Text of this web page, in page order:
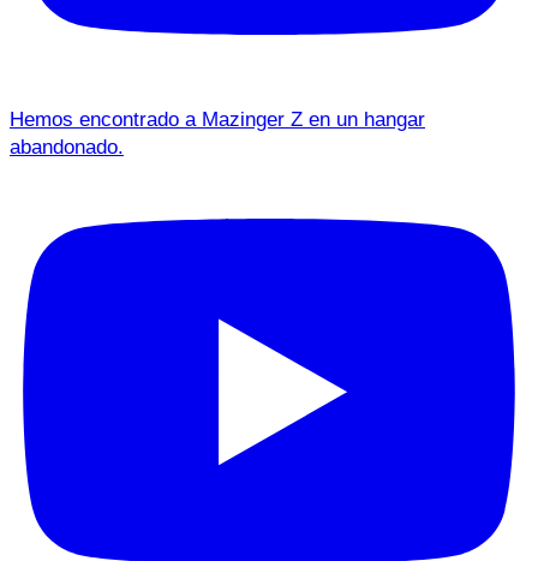
Hemos encontrado a Mazinger Z en un hangar
abandonado.